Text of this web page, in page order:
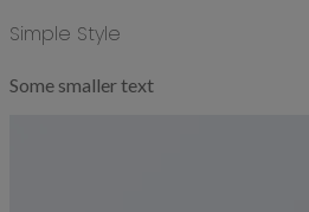
Simple Style
Some smaller text